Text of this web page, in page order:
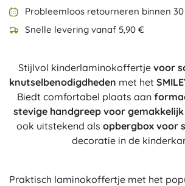
Probleemloos retourneren binnen
Snelle levering vanaf 5,90 €
Stijlvol kinderlaminokoffertje voor
knutselbenodigdheden met het
Biedt comfortabel plaats aan
stevige handgreep voor
ook uitstekend als opbergbox voor
decoratie in de
Praktisch laminokoffertje met het